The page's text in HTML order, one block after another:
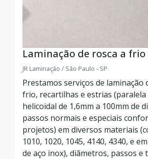
Laminação de rosca a frio
JR Laminação / São Paulo - SP
Prestamos serviços de laminação
frio, recartilhas e estrias (paralela
helicoidal de 1,6mm a 100mm de
passos normais e especiais
projetos) em diversos materiais
1010, 1020, 1045, 4140, 4340, e
de aço inox), diâmetros, passos e